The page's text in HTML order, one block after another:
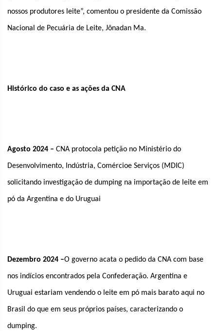
nossos produtores leite”, comentou o presidente da Comissão
Nacional de Pecuária de Leite, Jônadan Ma.
Histórico do caso e as ações da CNA
Agosto 2024 – CNA protocola petição no Ministério do
Desenvolvimento, Indústria, Comércioe Serviços (MDIC)
solicitando investigação de dumping na importação de leite em
pó da Argentina e do Uruguai
Dezembro 2024 –O governo acata o pedido da CNA com base
nos indícios encontrados pela Confederação. Argentina e
Uruguai estariam vendendo o leite em pó mais barato aqui no
Brasil do que em seus próprios países, caracterizando o
dumping.